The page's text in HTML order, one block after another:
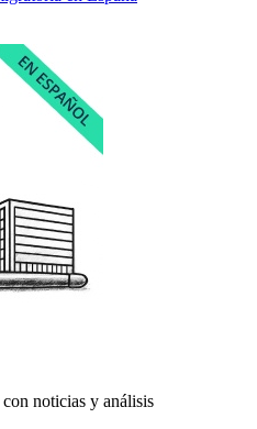
noticias y análisis